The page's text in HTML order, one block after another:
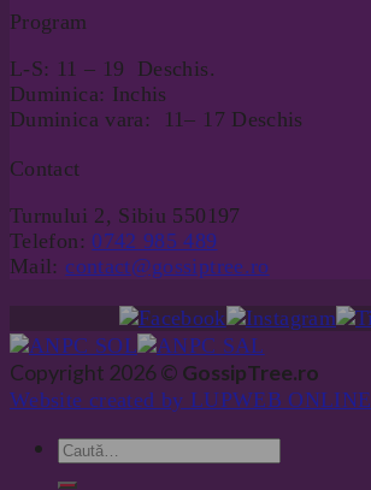
Program
L-S: 11 – 19 Deschis.
Duminica: Inchis
Duminica vara: 11– 17 Deschis
Contact
Turnului 2, Sibiu 550197
Telefon: 0742 985 489
Mail: contact@gossiptree.ro
Copyright 2026 © GossipTree.ro
Website created by LUPWEB ONLINE